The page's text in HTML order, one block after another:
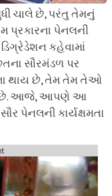
ચાલે છે, પરંતુ તેમનું
પ્રકારના પેનલની
કહેવામાં
સૌરમંડળ પર
થાય છે, તેમ તેમ તેઓ
છે. આજે, આપણે આ
પેનલની કાર્યક્ષમતા